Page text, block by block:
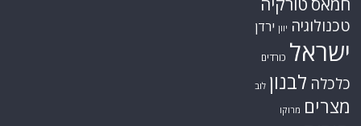
טכנולוגיה יוון ירדן
ישראל כורדים
כלכלה לבנון לוב
מצרים מרוקו